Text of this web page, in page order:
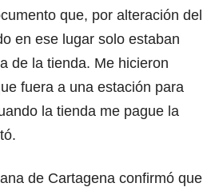
que, por alteración del
en ese lugar solo estaban
de la tienda. Me hicieron
fuera a una estación para
la tienda me pague la
de Cartagena confirmó que